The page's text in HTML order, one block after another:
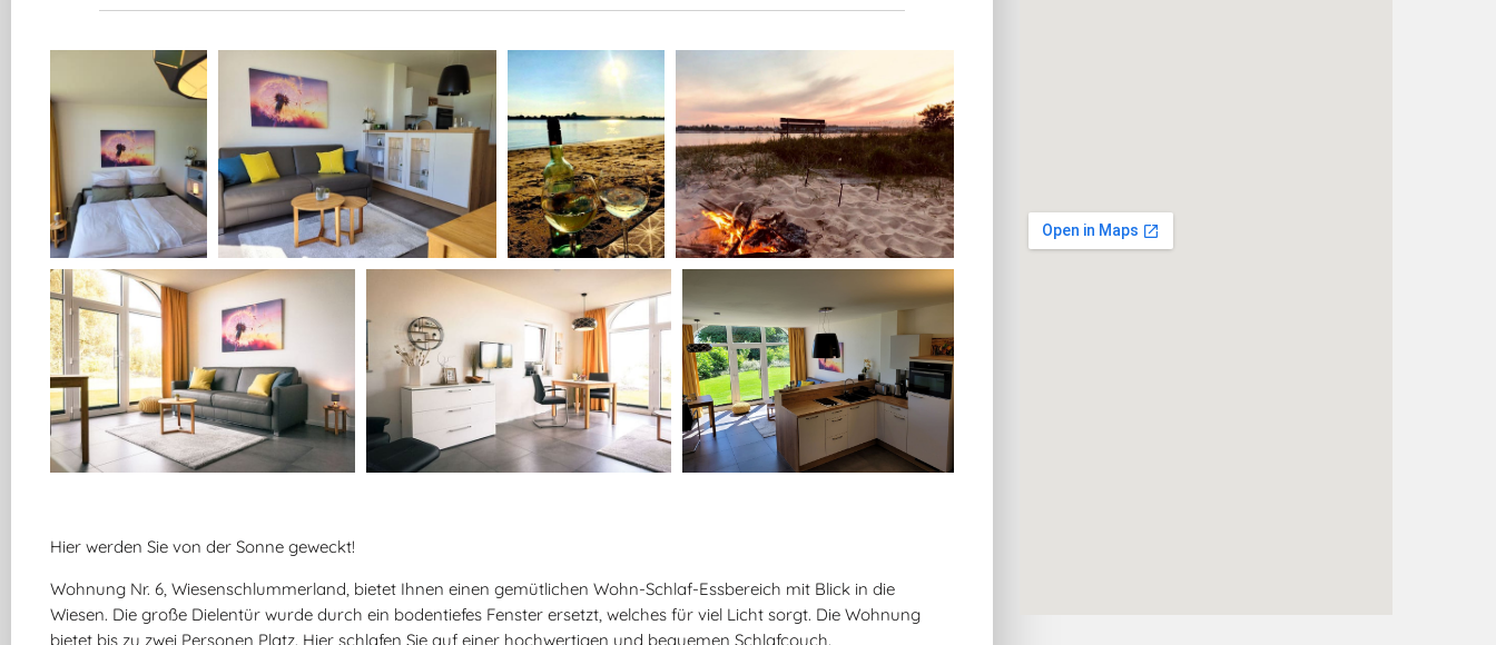
Hier werden Sie von der Sonne geweckt!
Wohnung Nr. 6, Wiesenschlummerland, bietet Ihnen einen gemütlichen Wohn-Schlaf-Essbereich mit Blick in die
Wiesen. Die große Dielentür wurde durch ein bodentiefes Fenster ersetzt, welches für viel Licht sorgt. Die Wohnung
bietet bis zu zwei Personen Platz. Hier schlafen Sie auf einer hochwertigen und bequemen Schlafcouch.